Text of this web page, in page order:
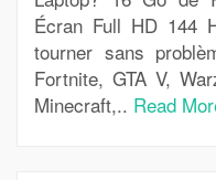
Écran Full HD 144
tourner sans
Fortnite, GTA V,
Minecraft,.. Read